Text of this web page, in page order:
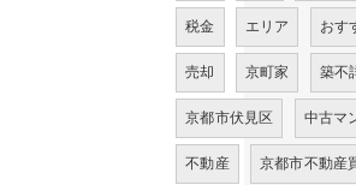
税金 エリア おす
売却 京町家 築不
京都市伏見区 中古マ
不動産 京都市不動産